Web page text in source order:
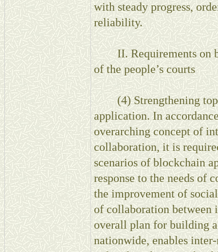
with steady progress,
reliability.
II. Requirements on
of the people’s courts
(4) Strengthening top-
application. In
overarching concept of
collaboration, it is
scenarios of blockchain
response to the needs of
the improvement of
of collaboration between
overall plan for building
nationwide, enables